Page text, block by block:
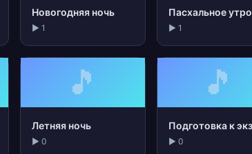
Новогодняя ночь
▶ 1
Пасхальное утро
▶ 1
🎵
Летняя ночь
▶ 0
🎵
▶ 0